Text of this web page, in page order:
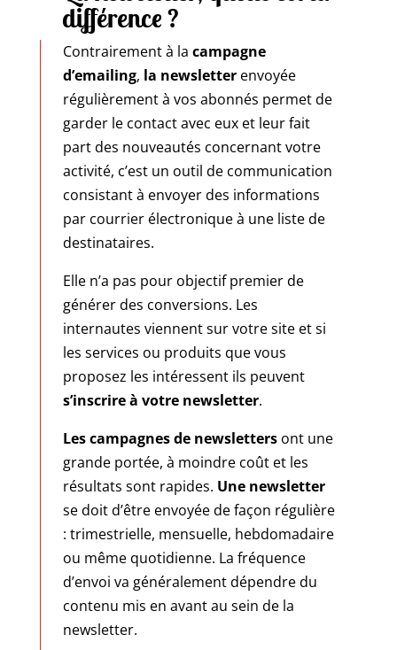
différence ?
Contrairement à la campagne
d’emailing, la newsletterenvoyée
régulièrement à vos abonnés permet de
garder le contact avec eux et leur fait
part des nouveautés concernant votre
activité, c’est un outil de communication
consistant à envoyer des informations
par courrier électronique à une liste de
destinataires.
Elle n’a pas pour objectif premier de
générer des conversions. Les
internautes viennent sur votre site et si
les services ou produits que vous
proposez les intéressent ils peuvent
s’inscrire à votre newsletter.
Les campagnes de newslettersont une
grande portée, à moindre coût et les
résultats sont rapides. Une newsletter
se doit d’être envoyée de façon régulière
: trimestrielle, mensuelle, hebdomadaire
ou même quotidienne. La fréquence
d’envoi va généralement dépendre du
contenu mis en avant au sein de la
newsletter.